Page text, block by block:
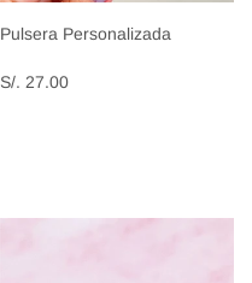
Pulsera Personalizada
Precio
habitual
S/. 27.00